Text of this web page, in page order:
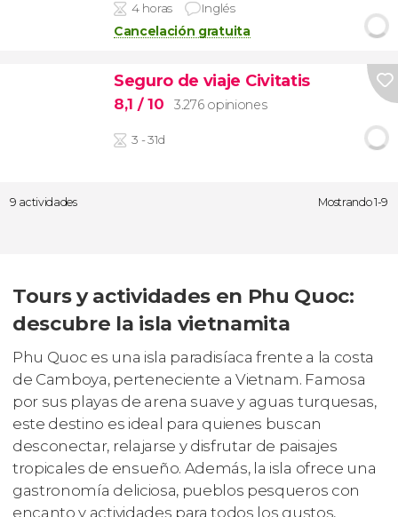
4 horas Inglés
Cancelación gratuita
Seguro de viaje Civitatis
8,1 / 10 3.276 opiniones
3 - 31d
9 actividades Mostrando 1-9
Tours y actividades en Phu Quoc:
descubre la isla vietnamita
Phu Quoc es una isla paradisíaca frente a la costa
de Camboya, perteneciente a Vietnam. Famosa
por sus playas de arena suave y aguas turquesas,
este destino es ideal para quienes buscan
desconectar, relajarse y disfrutar de paisajes
tropicales de ensueño. Además, la isla ofrece una
gastronomía deliciosa, pueblos pesqueros con
encanto y actividades para todos los gustos,